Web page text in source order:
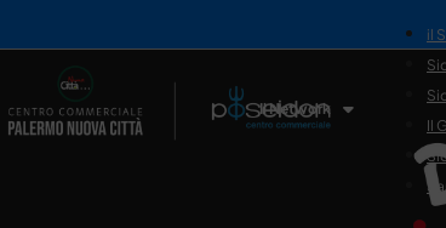
Il Network
il
Il